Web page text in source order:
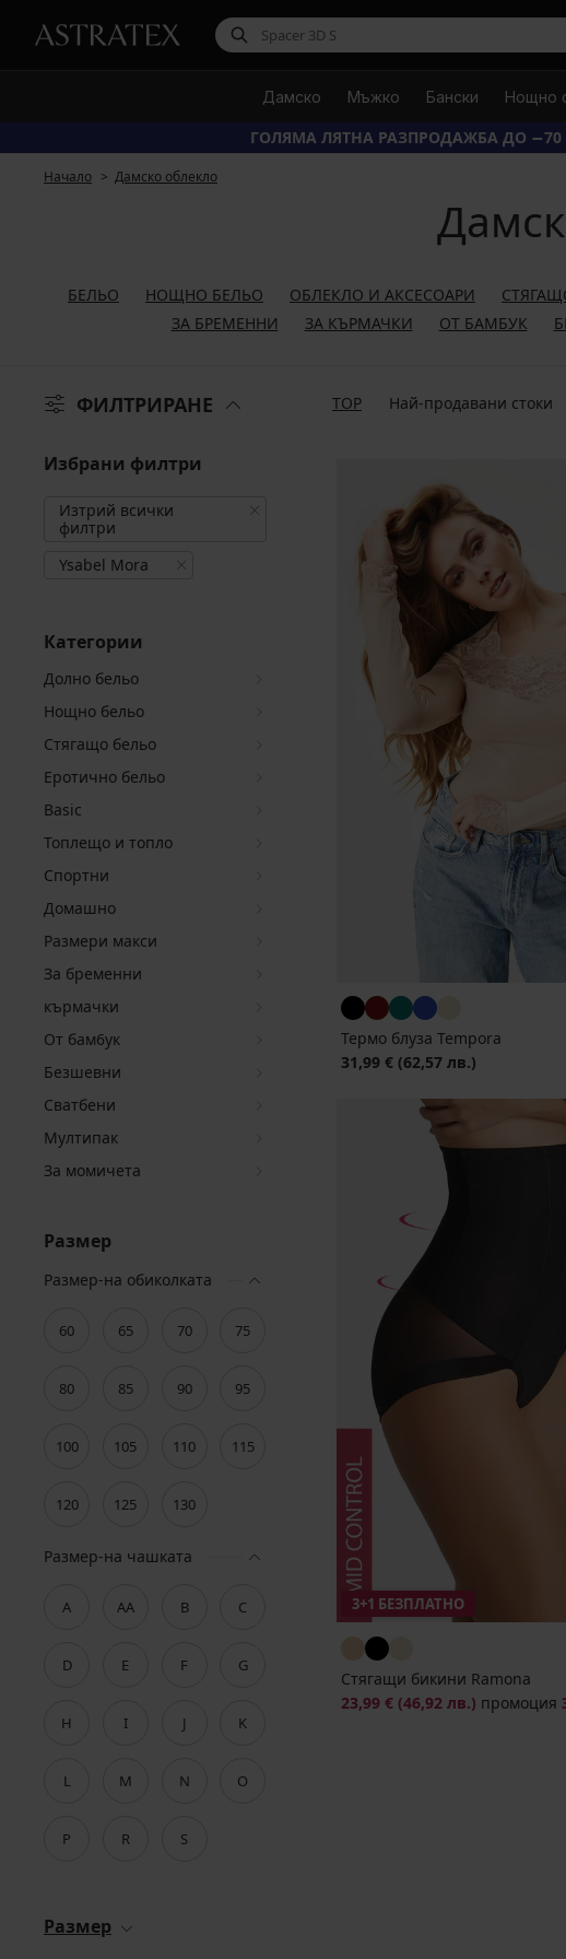
Дамско Мъжко Бански Нощно
ГОЛЯМА ЛЯТНА РАЗПРОДАЖБА ДО −70
Начало Дамско облекло
БЕЛЬО НОЩНО БЕЛЬО ОБЛЕКЛО И АКСЕСОАРИ
ЗА БРЕМЕННИ
ЗА КЪРМАЧКИ ОТ БАМБУК
ФИЛТРИРАНЕ TOP Най-продавани стоки
Избрани филтри
Изтрий всички
филтри
Ysabel Mora
Категории
Долно бельо
Нощно бельо
Стягащо бельо
Еротично бельо
Basic
Топлещо и топло
Спортни
Домашно
Размери макси
За бременни
кърмачки
От бам6ук
Безшевни
Сватбени
Мултипак
За момичета
Размер
Размер-на обиколката
60 65 70 75
80 85 90 95
100 105 110 115
120 125 130
Размер-на чашката
A AA B C
D E F G
H I J K
L M N O
P R S
Размер
Термо блуза Tempora
31,99 € (62,57 лв.)
3+1 БЕЗПЛАТНО
Стягащи бикини Ramona
23,99 € (46,92 лв.) промоция